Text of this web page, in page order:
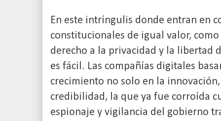
En este intríngulis donde entran en
constitucionales de igual valor,
derecho a la privacidad y la libertad
es fácil. Las compañías digitales
crecimiento no solo en la
credibilidad, la que ya fue corroída
espionaje y vigilancia del gobierno